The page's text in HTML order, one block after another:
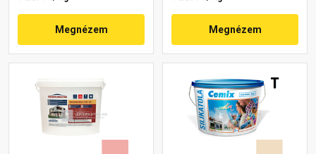
Megnézem Megnézem